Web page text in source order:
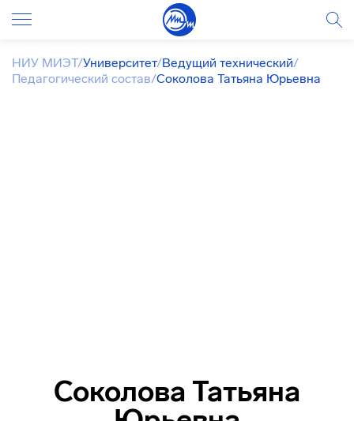
НИУ МИЭТ/Университет/Ведущий технический/
Педагогический состав/Соколова Татьяна Юрьевна
Соколова Татьяна